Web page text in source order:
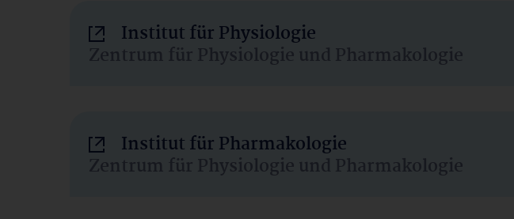
Institut für Physiologie
Zentrum für Physiologie und Pharmakologie
Institut für Pharmakologie
Zentrum für Physiologie und Pharmakologie